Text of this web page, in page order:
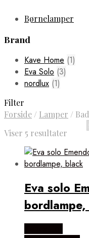
Børnelamper
Brand
Kave Home (1)
Eva Solo (3)
nordlux (1)
Filter
Forside / Lamper /
Viser 5 resultater
Eva solo